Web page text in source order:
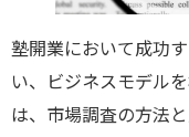
塾開業において成功
い、ビジネスモデル
は、市場調査の方法